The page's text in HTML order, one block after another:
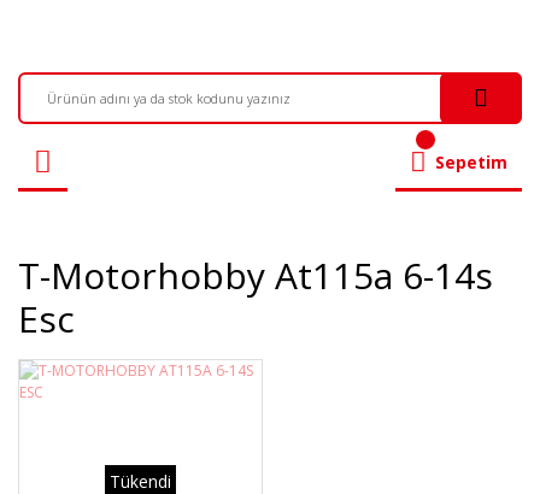
Sepetim
T-Motorhobby At115a 6-14s
Esc
Tükendi